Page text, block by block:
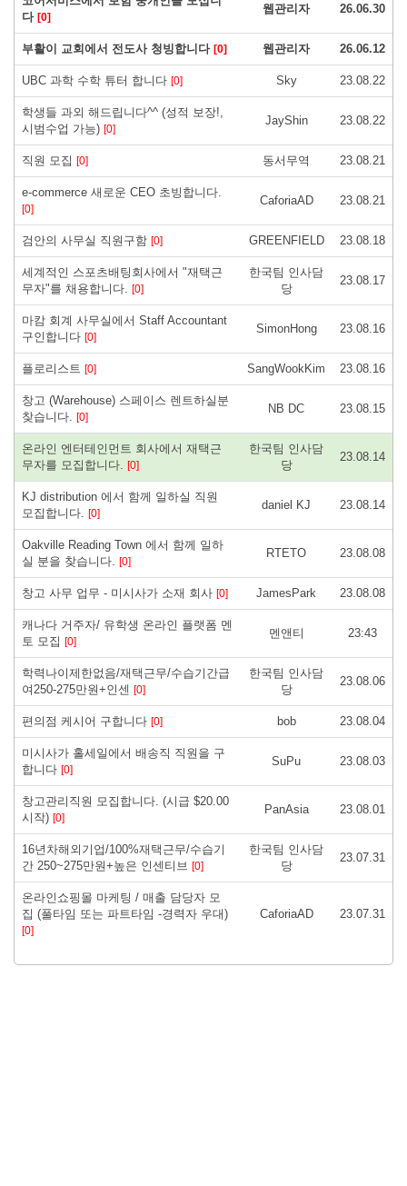
다 [0]
웹관리자 26.06.30
부활이 교회에서 전도사 청빙합니다 [0] 웹관리자 26.06.12
UBC 과학 수학 튜터 합니다 [0] Sky 23.08.22
학생들 과외 해드립니다^^ (성적 보장!,
시범수업 가능) [0]
JayShin 23.08.22
직원 모집 [0] 동서무역 23.08.21
e-commerce 새로운 CEO 초빙합니다.
[0]
CaforiaAD 23.08.21
검안의 사무실 직원구함 [0] GREENFIELD 23.08.18
세계적인 스포츠배팅회사에서 "재택근
무자"를 채용합니다. [0]
한국팀 인사담
당
23.08.17
마캄 회계 사무실에서 Staff Accountant
구인합니다 [0]
SimonHong 23.08.16
플로리스트 [0] SangWookKim 23.08.16
창고 (Warehouse) 스페이스 렌트하실분
찾습니다. [0]
NB DC 23.08.15
온라인 엔터테인먼트 회사에서 재택근
무자를 모집합니다. [0]
한국팀 인사담
당
23.08.14
KJ distribution 에서 함께 일하실 직원
모집합니다. [0]
daniel KJ 23.08.14
Oakville Reading Town 에서 함께 일하
실 분을 찾습니다. [0]
RTETO 23.08.08
창고 사무 업무 - 미시사가 소재 회사 [0] JamesPark 23.08.08
캐나다 거주자/ 유학생 온라인 플랫폼 멘
토 모집 [0]
멘앤티 23:43
학력나이제한없음/재택근무/수습기간급
여250-275만원+인센 [0]
한국팀 인사담
당
23.08.06
편의점 케시어 구합니다 [0] bob 23.08.04
미시사가 홀세일에서 배송직 직원을 구
합니다 [0]
SuPu 23.08.03
창고관리직원 모집합니다. (시급 $20.00
시작) [0]
PanAsia 23.08.01
16년차해외기업/100%재택근무/수습기
간 250~275만원+높은 인센티브 [0]
한국팀 인사담
당
23.07.31
온라인쇼핑몰 마케팅 / 매출 담당자 모
집 (풀타임 또는 파트타임 -경력자 우대)
[0]
CaforiaAD 23.07.31